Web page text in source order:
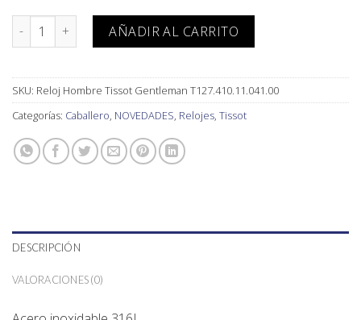
Reloj Hombre Tissot Gentleman T127.410.11.041.00 cantidad
AÑADIR AL CARRITO
SKU: Reloj Hombre Tissot Gentleman T127.410.11.041.00
Categorías: Caballero, NOVEDADES, Relojes, Tissot
DESCRIPCIÓN
VALORACIONES (0)